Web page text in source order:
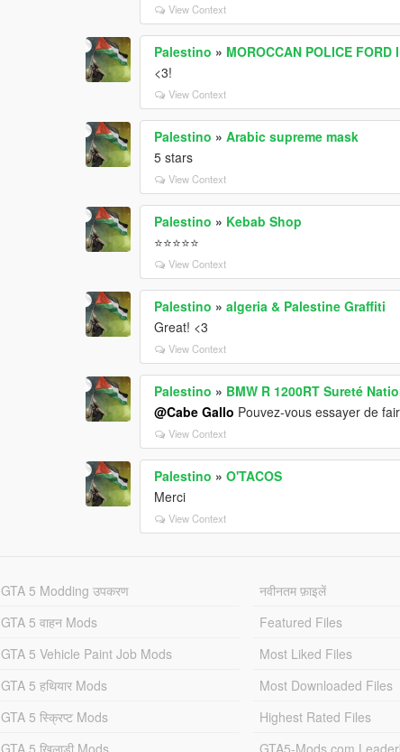
View Context
Palestino » MOROCCAN POLICE FORD
<3!
View Context
Palestino »Arabic supreme mask
5 stars
View Context
Palestino » Kebab Shop
⭐⭐⭐⭐⭐
View Context
Palestino »algeria & Palestine Graffiti
Great! <3
View Context
Palestino » BMW R 1200RT Sureté
@Cabe Gallo Pouvez-vous essayer de
View Context
Palestino »O'TACOS
Merci
View Context
GTA 5 Modding उपकरण
GTA 5 वाहन Mods
GTA 5 Vehicle Paint Job Mods
GTA 5 हथियार Mods
GTA 5 स्क्रिप्ट Mods
GTA 5 खिलाड़ी Mods
नवीनतम फ़ाइलें
Featured Files
Most Liked Files
Most Downloaded Files
Highest Rated Files
GTA5-Mods.com